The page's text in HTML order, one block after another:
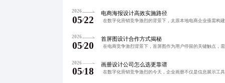
2026
05/22
电商海报设计高效实施路径
2026
05/20
首屏图设计合作方式揭秘
2026
05/18
画册设计公司怎么选更靠谱